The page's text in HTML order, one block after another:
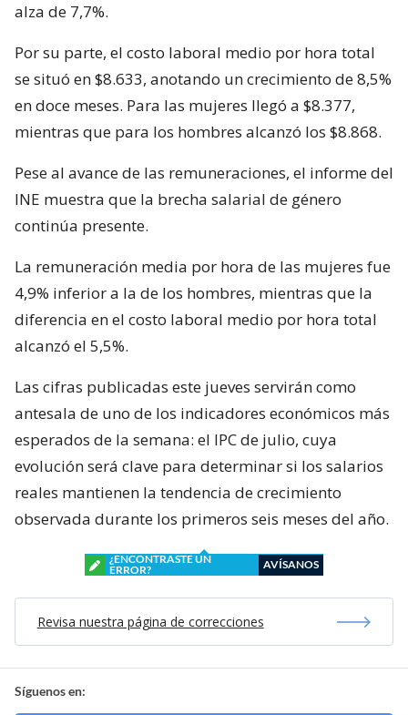
alza de 7,7%.
Por su parte, el costo laboral medio por hora total
se situó en $8.633, anotando un crecimiento de 8,5%
en doce meses. Para las mujeres llegó a $8.377,
mientras que para los hombres alcanzó los $8.868.
Pese al avance de las remuneraciones, el informe del
INE muestra que la brecha salarial de género
continúa presente.
La remuneración media por hora de las mujeres fue
4,9% inferior a la de los hombres, mientras que la
diferencia en el costo laboral medio por hora total
alcanzó el 5,5%.
Las cifras publicadas este jueves servirán como
antesala de uno de los indicadores económicos más
esperados de la semana: el IPC de julio, cuya
evolución será clave para determinar si los salarios
reales mantienen la tendencia de crecimiento
observada durante los primeros seis meses del año.
¿ENCONTRASTE UN
ERROR?
AVÍSANOS
Revisa nuestra página de correcciones
Síguenos en: